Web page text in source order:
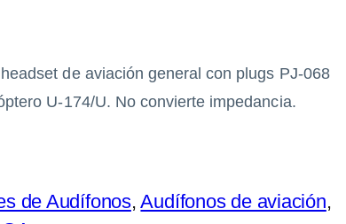
de aviación general con plugs PJ-068
U-174/U. No convierte impedancia.
de Audífonos, Audífonos de aviación